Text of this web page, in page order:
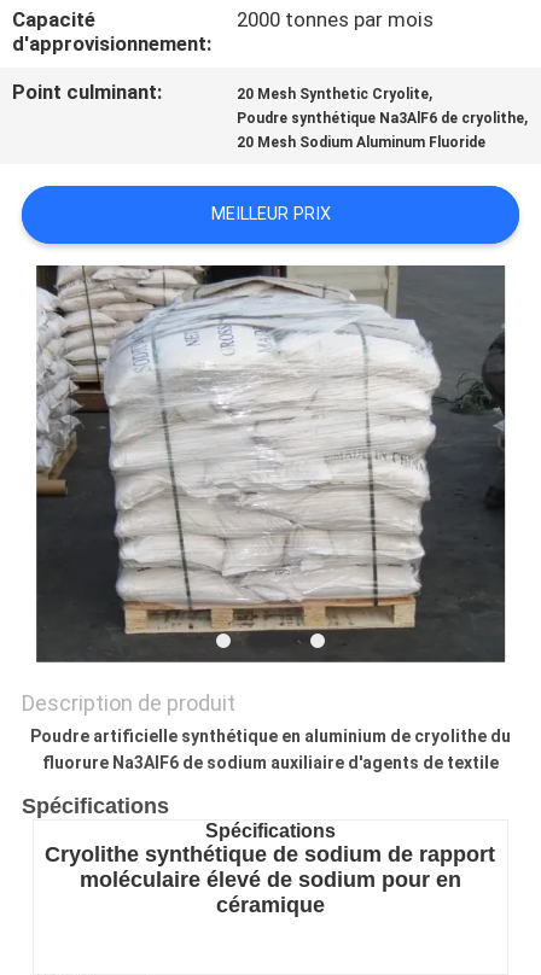
LA
QUALITÉ
CONTACTER
NOUVELLES
LES
AFFAIRES
DEMANDEZ
UN DEVIS
SITE
POLITIQUE
CONFIDENTIALITÉ
Capacité
d'approvisionnement:
2000 tonnes par mois
Point culminant: 20 Mesh Synthetic Cryolite,
Poudre synthétique Na3AlF6 de cryolithe,
20 Mesh Sodium Aluminum Fluoride
MEILLEUR PRIX
Description de produit
Poudre artificielle synthétique en aluminium de cryolithe du
fluorure Na3AlF6 de sodium auxiliaire d'agents de textile
Spécifications
Spécifications
Cryolithe synthétique de sodium de rapport
moléculaire élevé de sodium pour en
céramique